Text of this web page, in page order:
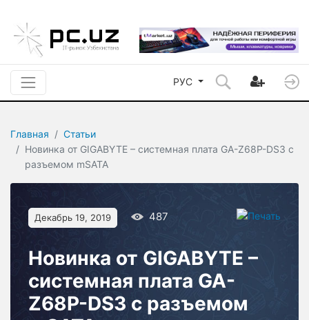
РУС
Главная
Статьи
Новинка от GIGABYTE – системная плата GA-Z68P-DS3 с
разъемом mSATA
Декабрь 19, 2019 487
Новинка от GIGABYTE –
системная плата GA-
Z68P-DS3 с разъемом